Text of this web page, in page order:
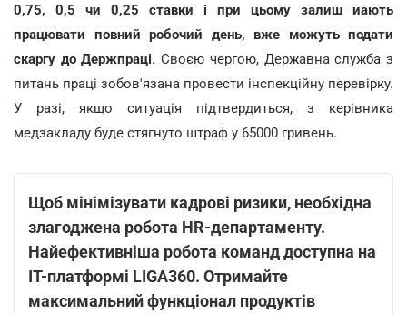
0,75, 0,5 чи 0,25 ставки і при цьому залиш иають
працювати повний робочий день, вже можуть подати
скаргу до Держпраці. Своєю чергою, Державна служба з
питань праці зобов'язана провести інспекційну перевірку.
У разі, якщо ситуація підтвердиться, з керівника
медзакладу буде стягнуто штраф у 65000 гривень.
Щоб мінімізувати кадрові ризики, необхідна
злагоджена робота HR-департаменту.
Найефективніша робота команд доступна на
ІТ-платформі LIGA360. Отримайте
максимальний функціонал продуктів